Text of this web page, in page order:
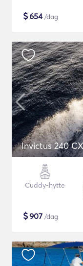
$654/dag
Invictus 240 CX
Cuddy-hytte
$907 /dag